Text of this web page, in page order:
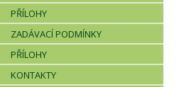
PŘÍLOHY
ZADÁVACÍ PODMÍNKY
PŘÍLOHY
KONTAKTY